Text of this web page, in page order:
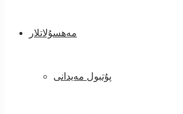
مەھسۇلاتلار
پۇتبول مەيدانى